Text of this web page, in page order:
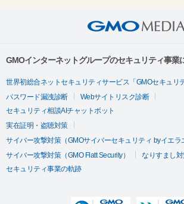
GMOインターネットグループのセキュリティ事業
世界初総合ネットセキュリティサービス「GMOセキュリ
パスワード漏洩診断
Webサイトリスク診断
セキュリティ相談AIチャットボット
実在証明・盗聴対策
サイバー攻撃対策（GMOサイバーセキュリティ byイエラ
サイバー攻撃対策（GMO Flatt Security）
なりすまし
セキュリティ事業の軌跡